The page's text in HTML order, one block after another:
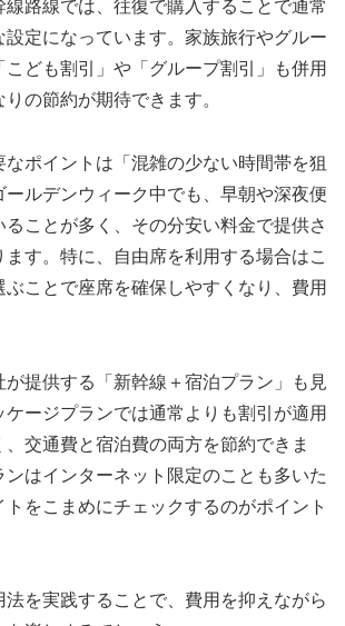
線路線では、往復で購入することで通常
設定になっています。家族旅行やグルー
こども割引」や「グループ割引」も併用
の節約が期待できます。
なポイントは「混雑の少ない時間帯を狙
ールデンウィーク中でも、早朝や深夜便
ることが多く、その分安い料金で提供さ
す。特に、自由席を利用する場合はこ
ぶことで座席を確保しやすくなり、費用
が提供する「新幹線＋宿泊プラン」も見
ージプランでは通常よりも割引が適用
、交通費と宿泊費の両方を節約できま
はインターネット限定のことも多いた
をこまめにチェックするのがポイント
法を実践することで、費用を抑えながら